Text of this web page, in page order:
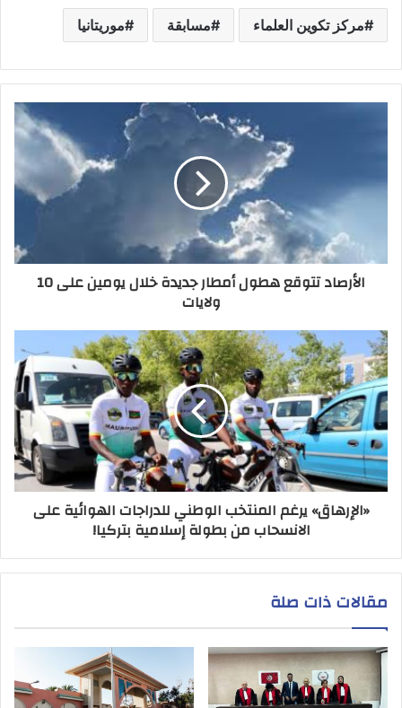
مركز تكوين العلماء مسابقة موريتانيا
الأرصاد تتوقع هطول أمطار جديدة خلال يومين على 10
ولايات
«الإرهاق» يرغم المنتخب الوطني للدراجات الهوائية على
الانسحاب من بطولة إسلامية بتركيا!
مقالات ذات صلة